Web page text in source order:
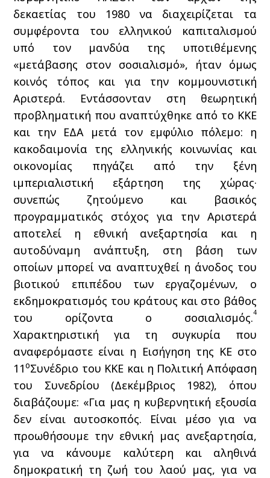
δεκαετίας του 1980 να διαχειρίζεται τα
συμφέροντα του ελληνικού καπιταλισμού
υπό τον μανδύα της υποτιθέμενης
«μετάβασης στον σοσιαλισμό», ήταν όμως
κοινός τόπος και για την κομμουνιστική
Αριστερά. Εντάσσονταν στη θεωρητική
προβληματική που αναπτύχθηκε από το ΚΚΕ
και την ΕΔΑ μετά τον εμφύλιο πόλεμο: η
κακοδαιμονία της ελληνικής κοινωνίας και
οικονομίας πηγάζει από την ξένη
ιμπεριαλιστική εξάρτηση της χώρας·
συνεπώς ζητούμενο και βασικός
προγραμματικός στόχος για την Αριστερά
αποτελεί η εθνική ανεξαρτησία και η
αυτοδύναμη ανάπτυξη, στη βάση των
οποίων μπορεί να αναπτυχθεί η άνοδος του
βιοτικού επιπέδου των εργαζομένων, ο
εκδημοκρατισμός του κράτους και στο βάθος
του ορίζοντα ο σοσιαλισμός.4
Χαρακτηριστική για τη συγκυρία που
αναφερόμαστε είναι η Εισήγηση της ΚΕ στο
11οΣυνέδριο του ΚΚΕ και η Πολιτική Απόφαση
του Συνεδρίου (Δεκέμβριος 1982), όπου
διαβάζουμε: «Για μας η κυβερνητική εξουσία
δεν είναι αυτοσκοπός. Είναι μέσο για να
προωθήσουμε την εθνική μας ανεξαρτησία,
για να κάνουμε καλύτερη και αληθινά
δημοκρατική τη ζωή του λαού μας, για να